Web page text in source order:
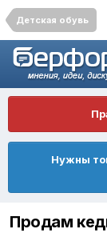
Детская обувь
Нужны
Продам